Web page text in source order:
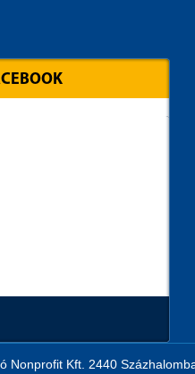
Nonprofit Kft. 2440